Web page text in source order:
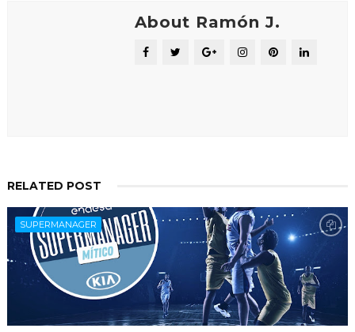
About Ramón J.
RELATED POST
SUPERMANAGER